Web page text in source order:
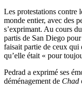
Les protestations contre
monde entier, avec des
s’exprimant. Au cours
partis de San Diego
faisait partie de ceux qui
qu’elle était « pour
Pedrad a exprimé ses
déménagement de Chad